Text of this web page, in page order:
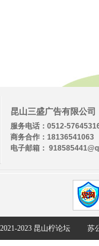
昆山三盛广告有限公司
服务电话：0512-
商务合作：18136541063
电子邮箱：
2021-2023 昆山柠论坛 苏